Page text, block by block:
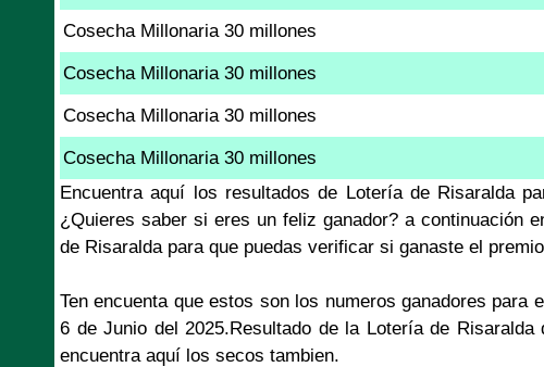
Cosecha Millonaria 30 millones
Cosecha Millonaria 30 millones
Cosecha Millonaria 30 millones
Cosecha Millonaria 30 millones
Encuentra aquí los resultados de Lotería de Risaralda
¿Quieres saber si eres un feliz ganador? a continuación
de Risaralda para que puedas verificar si ganaste el
Ten encuenta que estos son los numeros ganadores para
6 de Junio del 2025.Resultado de la Lotería de
encuentra aquí los secos tambien.